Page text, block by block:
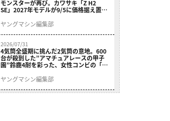
モンスターが再び。カワサキ「Z H2
SE」2027年モデルが9/5に価格据え置き
ヤングマシン編集部
2026/07/31
4気筒全盛期に挑んだ2気筒の意地。600
台が殺到した”アマチュアレースの甲子
園”鈴鹿4耐を彩った、女性コンビの「ス
ヤングマシン編集部